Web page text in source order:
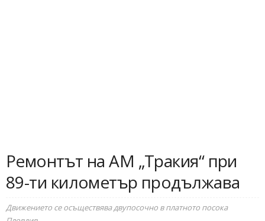
Ремонтът на АМ „Тракия“ при
89-ти километър продължава
Движението се осъществява двупосочно в платното посока